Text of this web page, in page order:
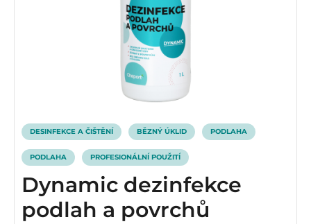
DESINFEKCE A ČIŠTĚNÍ BĚZNÝ ÚKLID PODLAHA
PODLAHA PROFESIONÁLNÍ POUŽITÍ
Dynamic dezinfekce
podlah a povrchů